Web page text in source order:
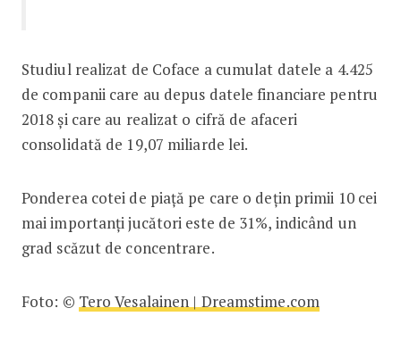
Studiul realizat de Coface a cumulat datele a 4.425
de companii care au depus datele financiare pentru
2018 și care au realizat o cifră de afaceri
consolidată de 19,07 miliarde lei.
Ponderea cotei de piață pe care o dețin primii 10 cei
mai importanți jucători este de 31%, indicând un
grad scăzut de concentrare.
Foto: © Tero Vesalainen | Dreamstime.com